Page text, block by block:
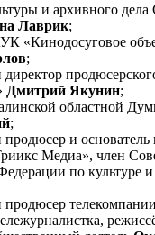
и архивного дела
Лаврик;
«Кинодосуговое
;
Дмитрий Якунин;
областной
;
продюсер и основатель
Медиа», член
по культуре и
продюсер